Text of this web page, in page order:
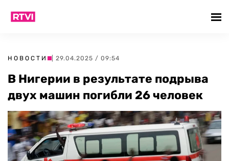
НОВОСТИ | 29.04.2025 / 09:54
В Нигерии в результате подрыва
двух машин погибли 26 человек